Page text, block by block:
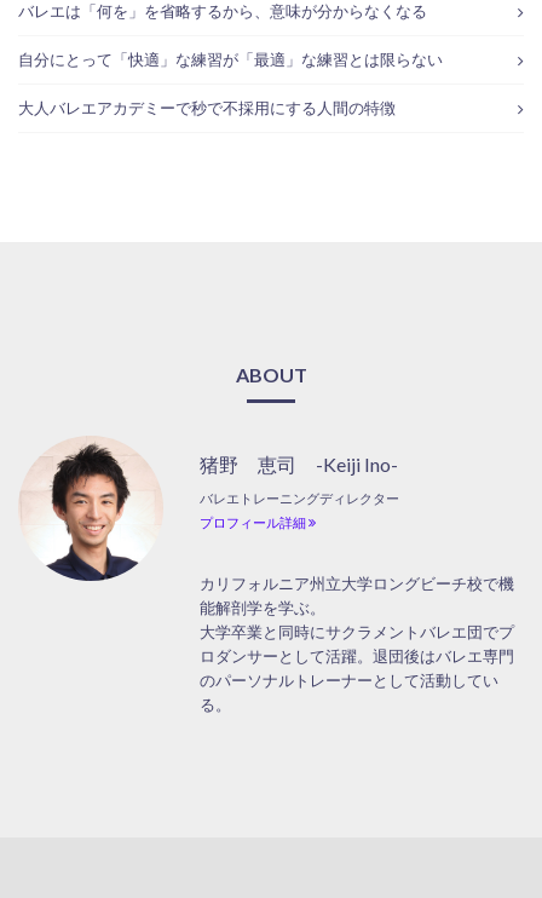
バレエは「何を」を省略するから、意味が分からなくなる
自分にとって「快適」な練習が「最適」な練習とは限らない
大人バレエアカデミーで秒で不採用にする人間の特徴
ABOUT
猪野 恵司 -Keiji Ino-
バレエトレーニングディレクター
プロフィール詳細
カリフォルニア州立大学ロングビーチ校で機
能解剖学を学ぶ。
大学卒業と同時にサクラメントバレエ団でプ
ロダンサーとして活躍。退団後はバレエ専門
のパーソナルトレーナーとして活動してい
る。